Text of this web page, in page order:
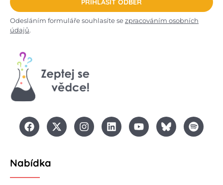
PŘIHLÁSIT ODBĚR
Odesláním formuláře souhlasíte sezpracováním osobních
údajů.
Nabídka